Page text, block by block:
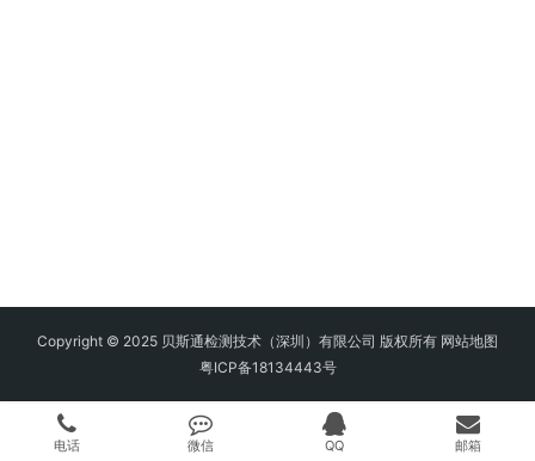
Copyright © 2025 贝斯通检测技术（深圳）有限公司 版权所有 网站地图
粤ICP备18134443号
电话 微信 QQ 邮箱